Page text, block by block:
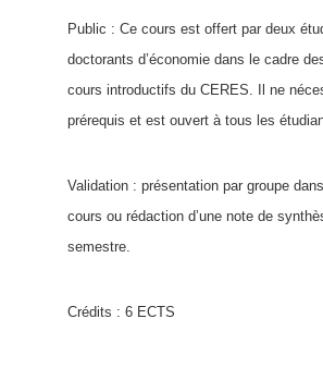
Public : Ce cours est offert par deux
doctorants d’économie dans le cadre
cours introductifs du CERES. Il ne
prérequis et est ouvert à tous les
Validation : présentation par groupe
cours ou rédaction d’une note de
semestre.
Crédits : 6 ECTS